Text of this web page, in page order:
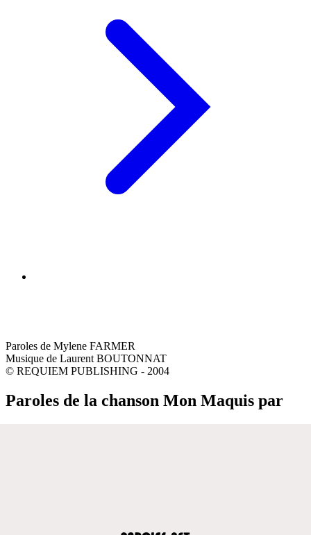
Paroles de Mylene FARMER
Musique de Laurent BOUTONNAT
© REQUIEM PUBLISHING - 2004
Paroles de la chanson Mon Maquis par